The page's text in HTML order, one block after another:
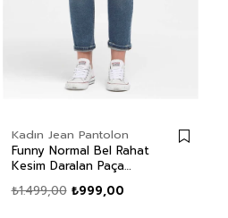
Kadın Jean Pantolon
Funny Normal Bel Rahat
Kesim Daralan Paça
Pantolon ₺999,00
₺1.499,00